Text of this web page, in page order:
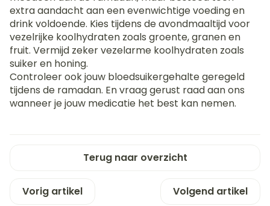
extra aandacht aan een evenwichtige voeding en
drink voldoende. Kies tijdens de avondmaaltijd voor
vezelrijke koolhydraten zoals groente, granen en
fruit. Vermijd zeker vezelarme koolhydraten zoals
suiker en honing.
Controleer ook jouw bloedsuikergehalte geregeld
tijdens de ramadan. En vraag gerust raad aan ons
wanneer je jouw medicatie het best kan nemen.
Terug naar overzicht
Vorig artikel Volgend artikel